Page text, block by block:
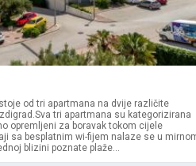
od tri apartmana na dvije različite
tri apartmana su kategorizirana
opremljeni za boravak tokom cijele
sa besplatnim wi-fijem nalaze se u
blizini poznate plaže...